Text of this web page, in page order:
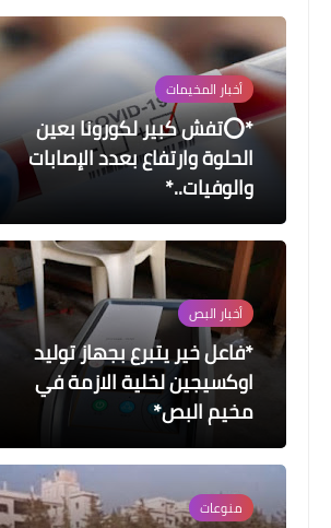
أخبار ‏المخيمات
*⭕تفش كبير لكورونا بعين
الحلوة وارتفاع بعدد الإصابات
والوفيات..*
أخبار ‏البص
*فاعل خير يتبرع بجهاز توليد
اوكسيجين لخلية الازمة في
مخيم البص*
منوعات